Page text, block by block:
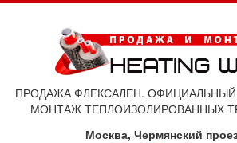
ПРОДАЖА ФЛЕКСАЛЕН.
МОНТАЖ ТЕПЛОИЗОЛИРОВАННЫХ
Москва, Чермянский